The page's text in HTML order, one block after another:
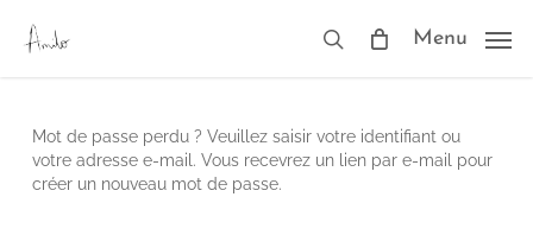
main
search
Menu
Mot de passe perdu ? Veuillez saisir votre identifiant ou
votre adresse e-mail. Vous recevrez un lien par e-mail pour
créer un nouveau mot de passe.